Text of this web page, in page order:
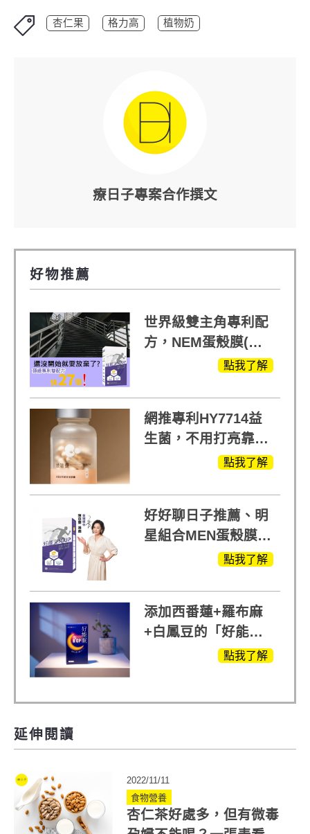
杏仁果 格力高 植物奶
療日子專案合作撰文
好物推薦
世界級雙主角專利配
方，NEM蛋殼膜(蛋
白聚醣)+UCll原裝進
+軟骨素
點我了解
網推專利HY7714益
生菌，不用打亮靠養
點我了解
好好聊日子推薦、明
星組合MEN蛋殼膜
(蛋白聚醣)+UCII，超
點我了解
添加西番蓮+羅布麻
+白鳳豆的「好能
眠」，獨家專利配
點我了解
延伸閱讀
2022/11/11
食物營養
杏仁茶好處多，但有微毒